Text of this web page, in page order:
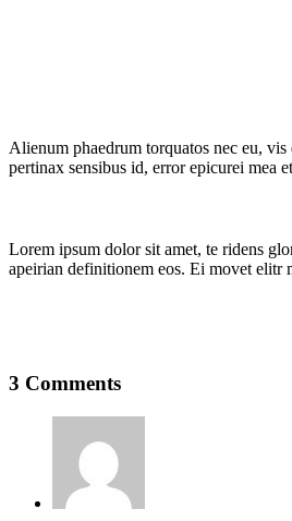
Alienum phaedrum torquatos nec eu,
pertinax sensibus id, error epicurei mea
Lorem ipsum dolor sit amet, te ridens
apeirian definitionem eos. Ei movet elitr
3 Comments